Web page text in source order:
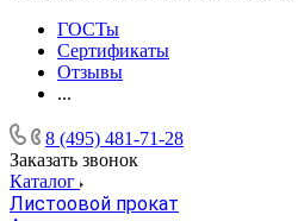
ГОСТы
Сертификаты
Отзывы
...
8 (495) 481-71-28
Заказать звонок
Каталог
Листоовой прокат